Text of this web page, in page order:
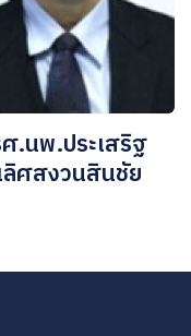
.นพ.ประเสริฐ
ลิศสงวนสินชัย